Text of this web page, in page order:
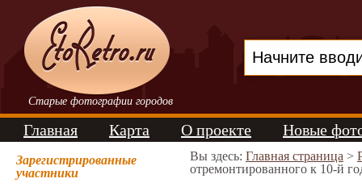
Старые фотографии городов
Главная Карта О проекте Новые
Зарегистрированные
участники
Вы здесь: Главная страница >
отремонтированного к 10-й